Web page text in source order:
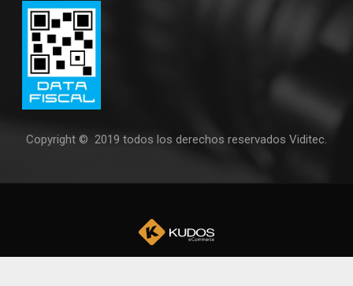
Copyright © 2019 todos los derechos reservados Viditec.